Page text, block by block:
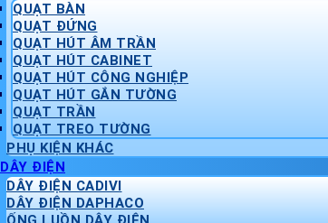
QUẠT BÀN
QUẠT ĐỨNG
QUẠT HÚT ÂM TRẦN
QUẠT HÚT CABINET
QUẠT HÚT CÔNG NGHIỆP
QUẠT HÚT GẮN TƯỜNG
QUẠT TRẦN
QUẠT TREO TƯỜNG
PHỤ KIỆN KHÁC
DÂY ĐIỆN
DÂY ĐIỆN CADIVI
DÂY ĐIỆN DAPHACO